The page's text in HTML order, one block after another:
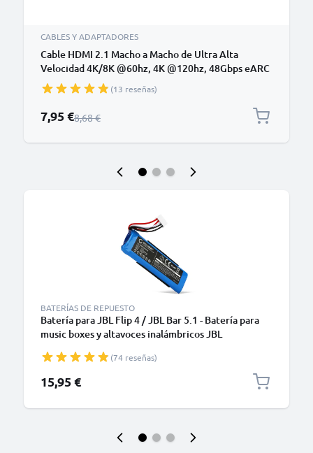
CABLES Y ADAPTADORES
Cable HDMI 2.1 Macho a Macho de Ultra Alta
Velocidad 4K/8K @60hz, 4K @120hz, 48Gbps eARC
QFT QMS DSC chapado en oro de 24k HDMI Lead
para Soundbar, HD TV, PS4, PS5, Xbox, Switch - 1,5
m de largo
(13 reseñas)
Precio especial
7,95 €Precio normal
8,68 €
BATERÍAS DE REPUESTO
Batería para JBL Flip 4 / JBL Bar 5.1 - Batería para
music boxes y altavoces inalámbricos JBL
(74 reseñas)
15,95 €